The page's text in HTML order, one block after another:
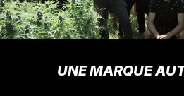
UNE MARQUE